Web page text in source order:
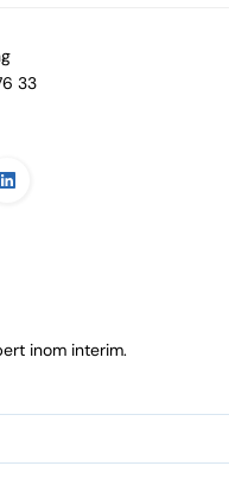
33
inom interim.